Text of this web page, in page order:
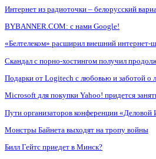
Интернет из радиоточки – белорусский
BYBANNER.COM: c нами Google!
«Белтелеком» расширил внешний интернет-
Скандал с порно-хостингом получил
Подарки от Logitech с любовью и заботой
Microsoft для покупки Yahoo! придется
Пути организаторов конференции «Деловой
Монстры Байнета выходят на тропу войны
Билл Гейтс приедет в Минск?